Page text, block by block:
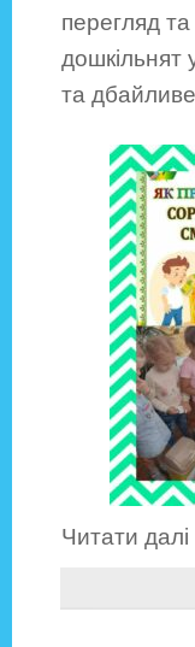
перегляд
дошкільнят
та
Читати далі